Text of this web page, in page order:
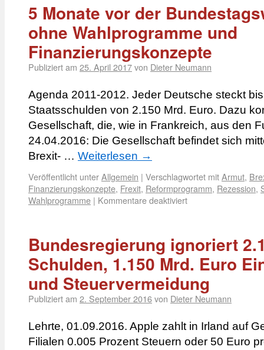
5 Monate vor der
ohne Wahlprogramme und
Finanzierungskonzepte
Publiziert am 25. April 2017von Dieter Neumann
Agenda 2011-2012. Jeder Deutsche steckt
Staatsschulden von 2.150 Mrd. Euro. Dazu
Gesellschaft, die, wie in Frankreich, aus den
24.04.2016: Die Gesellschaft befindet sich
Brexit- … Weiterlesen →
Veröffentlicht unterAllgemein | Verschlagwortet mitArmut,
Finanzierungskonzepte, Frexit, Reformprogramm, Rezession,
Wahlprogramme | Kommentare deaktiviert
Bundesregierung ignoriert
Schulden, 1.150 Mrd. Euro
und Steuervermeidung
Publiziert am 2. September 2016von Dieter Neumann
Lehrte, 01.09.2016. Apple zahlt in Irland auf
Filialen 0.005 Prozent Steuern oder 50 Euro